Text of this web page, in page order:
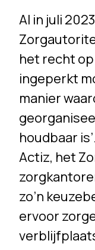
Al in juli
het recht
ingeperkt
manier
houdbaar
Actiz, het
zo’n
ervoor